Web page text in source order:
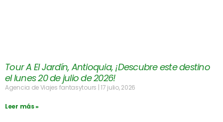
Tour A El Jardín, Antioquia, ¡Descubre este destino
el lunes 20 de julio de 2026!
Agencia de Viajes fantasytours 17 julio, 2026
Leer más »